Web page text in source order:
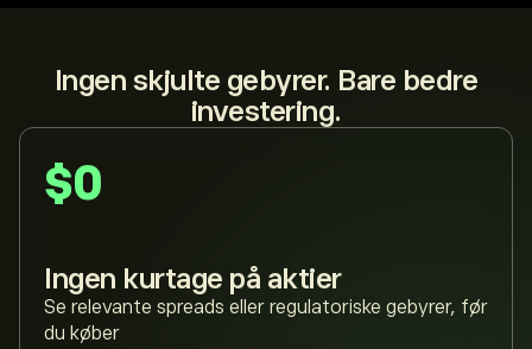
Ingen skjulte gebyrer. Bare bedre
investering.
$0
Ingen kurtage på aktier
Se relevante spreads eller regulatoriske gebyrer, før
du køber